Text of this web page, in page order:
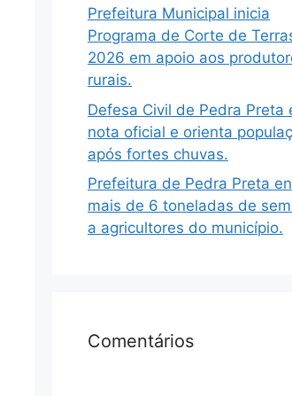
Prefeitura Municipal inicia
Programa de Corte de
2026 em apoio aos
rurais.
Defesa Civil de Pedra Preta
nota oficial e orienta
após fortes chuvas.
Prefeitura de Pedra Preta
mais de 6 toneladas de
a agricultores do município.
Comentários